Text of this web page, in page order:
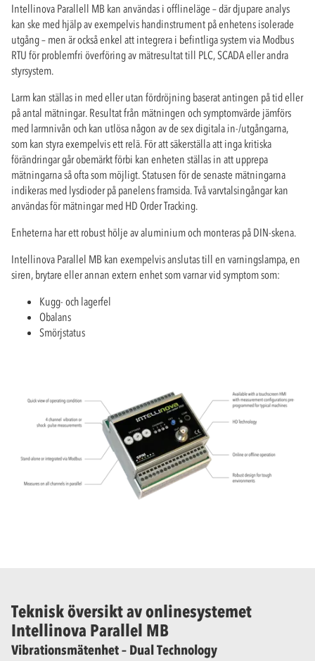
Intellinova Parallell MB kan användas i offlineläge – där djupare analys
kan ske med hjälp av exempelvis handinstrument på enhetens isolerade
utgång – men är också enkel att integrera i befintliga system via Modbus
RTU för problemfri överföring av mätresultat till PLC, SCADA eller andra
styrsystem.
Larm kan ställas in med eller utan fördröjning baserat antingen på tid eller
på antal mätningar. Resultat från mätningen och symptomvärde jämförs
med larmnivån och kan utlösa någon av de sex digitala in-/utgångarna,
som kan styra exempelvis ett relä. För att säkerställa att inga kritiska
förändringar går obemärkt förbi kan enheten ställas in att upprepa
mätningarna så ofta som möjligt. Statusen för de senaste mätningarna
indikeras med lysdioder på panelens framsida. Två varvtalsingångar kan
användas för mätningar med HD Order Tracking.
Enheterna har ett robust hölje av aluminium och monteras på DIN-skena.
Intellinova Parallel MB kan exempelvis anslutas till en varningslampa, en
siren, brytare eller annan extern enhet som varnar vid symptom som:
Kugg- och lagerfel
Obalans
Smörjstatus
Teknisk översikt av onlinesystemet
Intellinova Parallel MB
Vibrationsmätenhet – Dual Technology